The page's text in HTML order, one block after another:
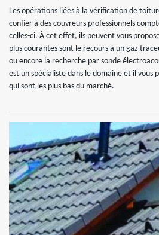
Les opérations liées à la vérification de
confier à des couvreurs professionnels
celles-ci. À cet effet, ils peuvent vous
plus courantes sont le recours à un gaz
ou encore la recherche par sonde
est un spécialiste dans le domaine et il vous
qui sont les plus bas du marché.